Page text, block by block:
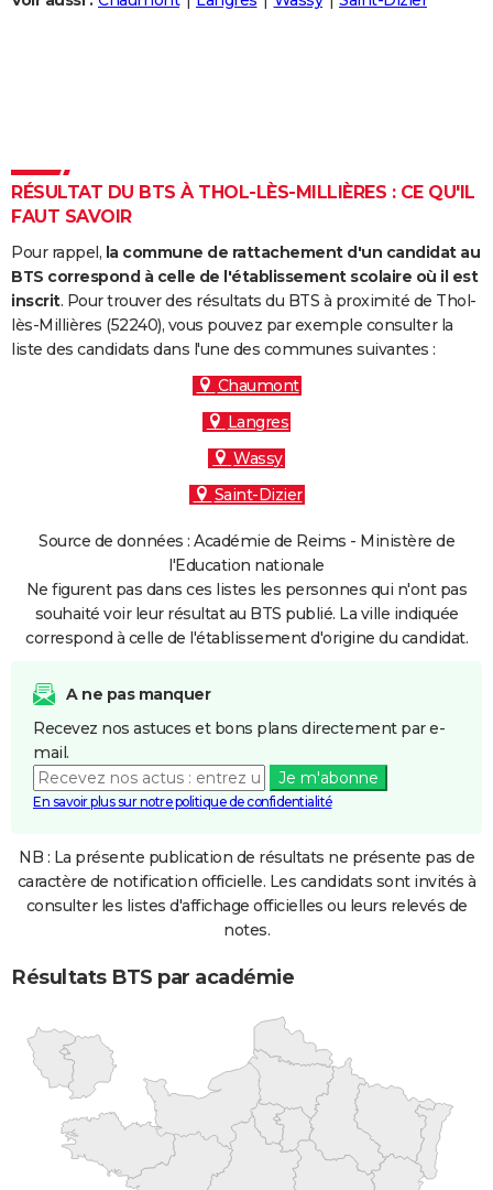
Carte de Noël
Carte Bonne année
Carte Saint-Valentin
Carte Pâques
Carte d'anniversaire
Dictionnaire
Biographies
Citations
Expressions
Proverbes
PROGRAMME TV
COPAINS D'AVANT
S'inscrire
Se connecter
Lycées
Collèges
Primaires
Universités
Entreprises
Service militaire
Avis de recherche
AVIS DE DÉCÈS
RÉSULTAT DU BTS À THOL-LÈS-MILLIÈRES : CE QU'IL
FAUT SAVOIR
Pour rappel, la commune de rattachement d'un candidat au
BTS correspond à celle de l'établissement scolaire où il est
inscrit. Pour trouver des résultats du BTS à proximité de Thol-
lès-Millières (52240), vous pouvez par exemple consulter la
liste des candidats dans l'une des communes suivantes :
Chaumont
Langres
Wassy
Saint-Dizier
Source de données : Académie de Reims - Ministère de
l'Education nationale
Ne figurent pas dans ces listes les personnes qui n'ont pas
souhaité voir leur résultat au BTS publié. La ville indiquée
correspond à celle de l'établissement d'origine du candidat.
A ne pas manquer
Recevez nos astuces et bons plans directement par e-
mail.
Je m'abonne
En savoir plus sur notre politique de confidentialité
NB : La présente publication de résultats ne présente pas de
caractère de notification officielle. Les candidats sont invités à
consulter les listes d'affichage officielles ou leurs relevés de
notes.
Résultats BTS par académie